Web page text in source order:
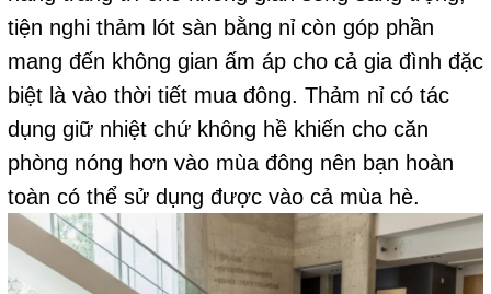
tiện nghi thảm lót sàn bằng nỉ còn góp phần
mang đến không gian ấm áp cho cả gia đình đặc
biệt là vào thời tiết mua đông. Thảm nỉ có tác
dụng giữ nhiệt chứ không hề khiến cho căn
phòng nóng hơn vào mùa đông nên bạn hoàn
toàn có thể sử dụng được vào cả mùa hè.